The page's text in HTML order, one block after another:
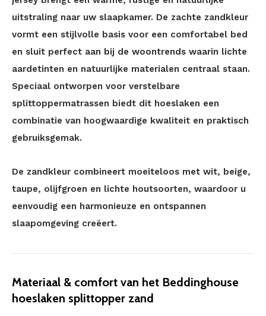
uitstraling naar uw slaapkamer. De zachte zandkleur
vormt een stijlvolle basis voor een comfortabel bed
en sluit perfect aan bij de woontrends waarin lichte
aardetinten en natuurlijke materialen centraal staan.
Speciaal ontworpen voor verstelbare
splittoppermatrassen biedt dit hoeslaken een
combinatie van hoogwaardige kwaliteit en praktisch
gebruiksgemak.
De zandkleur combineert moeiteloos met wit, beige,
taupe, olijfgroen en lichte houtsoorten, waardoor u
eenvoudig een harmonieuze en ontspannen
slaapomgeving creëert.
Materiaal & comfort van het Beddinghouse
hoeslaken splittopper zand